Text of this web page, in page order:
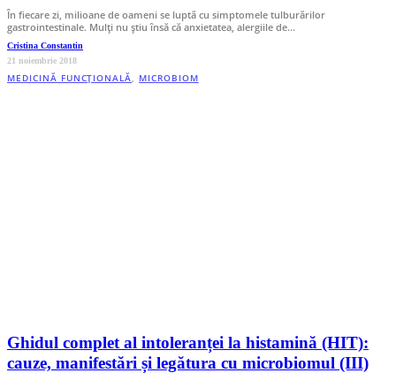
În fiecare zi, milioane de oameni se luptă cu simptomele tulburărilor
gastrointestinale. Mulți nu știu însă că anxietatea, alergiile de…
Cristina Constantin
21 noiembrie 2018
MEDICINĂ FUNCȚIONALĂ MICROBIOM
Ghidul complet al intoleranței la histamină (HIT):
cauze, manifestări și legătura cu microbiomul (III)